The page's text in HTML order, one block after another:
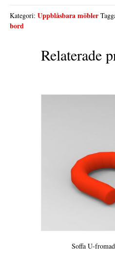
Kategori: Uppblåsbara möbler
bord
Relaterade
Soffa U-